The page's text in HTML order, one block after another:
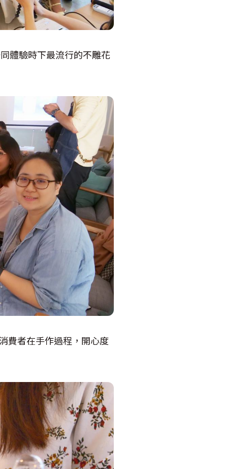
體驗時下最流行的不雕花
費者在手作過程，開心度